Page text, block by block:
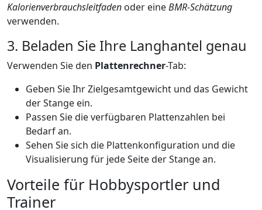
Kalorienverbrauchsleitfaden oder eineBMR-Schätzung
verwenden.
3. Beladen Sie Ihre Langhantel genau
Verwenden Sie den Plattenrechner-Tab:
Geben Sie Ihr Zielgesamtgewicht und das Gewicht
der Stange ein.
Passen Sie die verfügbaren Plattenzahlen bei
Bedarf an.
Sehen Sie sich die Plattenkonfiguration und die
Visualisierung für jede Seite der Stange an.
Vorteile für Hobbysportler und
Trainer